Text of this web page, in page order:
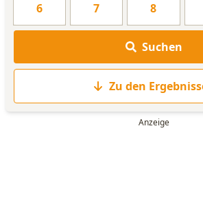
WORTLISTE
6 7 8
Suchen
Zu den